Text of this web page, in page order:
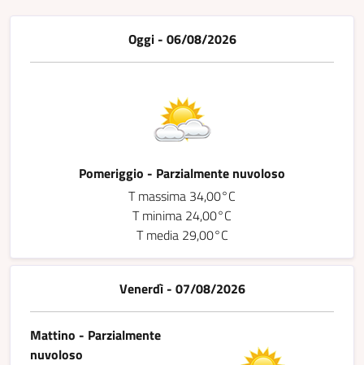
Oggi - 06/08/2026
Pomeriggio - Parzialmente nuvoloso
T massima 34,00°C
T minima 24,00°C
T media 29,00°C
Venerdì - 07/08/2026
Mattino - Parzialmente
nuvoloso